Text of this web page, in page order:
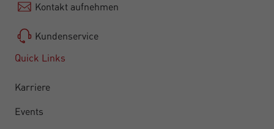
Kontakt aufnehmen
Kundenservice
Quick Links
Karriere
Events